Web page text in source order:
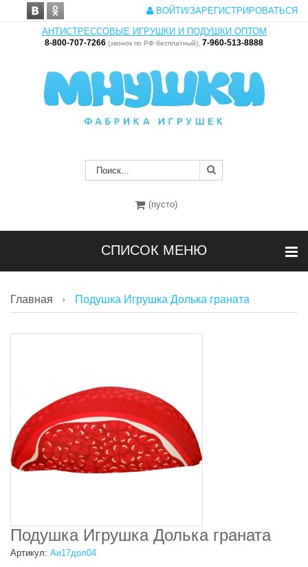
ВОЙТИ/ЗАРЕГИСТРИРОВАТЬСЯ
АНТИСТРЕССОВЫЕ ИГРУШКИ И ПОДУШКИ ОПТОМ
8-800-707-7266 (звонок по РФ бесплатный), 7-960-513-8888
(пусто)
СПИСОК МЕНЮ
Главная Подушка Игрушка Долька граната
Подушка Игрушка Долька граната
Артикул: Аи17дол04